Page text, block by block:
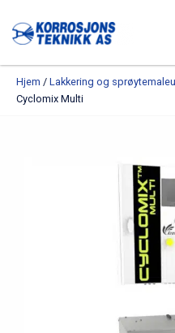
Hjem / Lakkering og
Cyclomix Multi